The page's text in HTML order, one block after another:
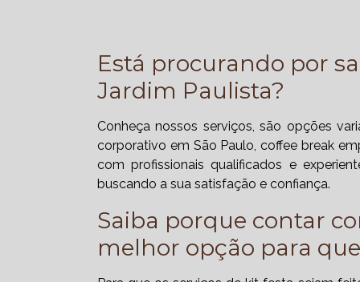
Está procurando por
Jardim Paulista?
Conheça nossos serviços, são opções
corporativo em São Paulo, coffee break
com profissionais qualificados e
buscando a sua satisfação e confiança.
Saiba porque contar
melhor opção para